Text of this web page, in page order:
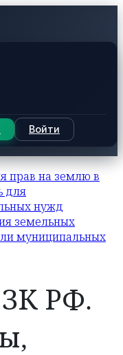
Войти
прав на землю в
для
нужд
земельных
муниципальных
ЗК РФ.